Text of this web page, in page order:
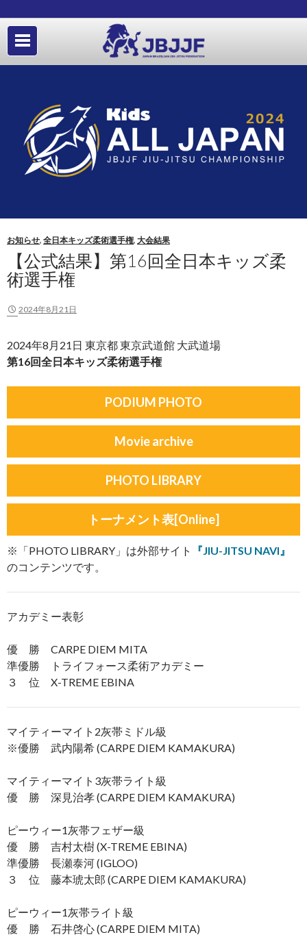
お知らせ, 全日本キッズ柔術選手権, 大会結果
【公式結果】第16回全日本キッズ柔
術選手権
2024年8月21日
2024年8月21日 東京都 東京武道館 大武道場
第16回全日本キッズ柔術選手権
PODIUM PHOTO
Movie archive
PHOTO LIBRARY
トーナメント表[Online]
※「PHOTO LIBRARY」は外部サイト
『JIU-JITSU NAVI』
のコンテンツです。
アカデミー表彰
優 勝 CARPE DIEM MITA
準優勝 トライフォース柔術アカデミー
３ 位 X-TREME EBINA
マイティーマイト2灰帯ミドル級
※優勝 武内陽希 (CARPE DIEM KAMAKURA)
マイティーマイト3灰帯ライト級
優 勝 深見治孝 (CARPE DIEM KAMAKURA)
ピーウィー1灰帯フェザー級
優 勝 吉村太樹 (X-TREME EBINA)
準優勝 長瀬泰河 (IGLOO)
３ 位 藤本琥太郎 (CARPE DIEM KAMAKURA)
ピーウィー1灰帯ライト級
優 勝 石井啓心 (CARPE DIEM MITA)